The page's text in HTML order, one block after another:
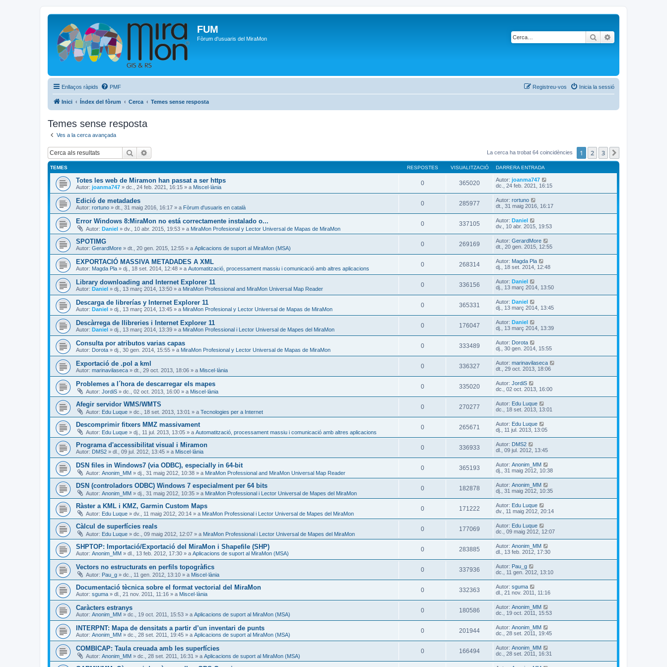
FUM
Fòrum d'usuaris del MiraMon Cerca
Enllaços ràpids PMF Inicia la sessió
Registreu-vos
Inici Índex del fòrum Cerca Temes sense resposta
Temes sense resposta
Ves a la cerca avançada
Cerca La cerca ha trobat 64 coincidències 1 2 3
TEMES RESPOSTES VISUALITZACIÓ DARRERA ENTRADA
Totes les web de Miramon han passat a ser https
Autor: joanma747 » dc., 24 feb. 2021, 16:15 » a Miscel·lània
0 365020 Autor: joanma747
dc., 24 feb. 2021, 16:15
Edició de metadades
Autor: rortuno » dt., 31 maig 2016, 16:17 » a Fòrum d'usuaris en català
0 285977 Autor: rortuno
dt., 31 maig 2016, 16:17
Error Windows 8:MiraMon no está correctamente instalado o...
Autor: Daniel » dv., 10 abr. 2015, 19:53 » a MiraMon Profesional y Lector Universal de Mapas de MiraMon
0 337105 Autor: Daniel
dv., 10 abr. 2015, 19:53
SPOTIMG
Autor: GerardMore » dt., 20 gen. 2015, 12:55 » a Aplicacions de suport al MiraMon (MSA)
0 269169 Autor: GerardMore
dt., 20 gen. 2015, 12:55
EXPORTACIÓ MASSIVA METADADES A XML
Autor: Magda Pla » dj., 18 set. 2014, 12:48 » a Automatització, processament massiu i comunicació amb altres aplicacions
0 268314 Autor: Magda Pla
dj., 18 set. 2014, 12:48
Library downloading and Internet Explorer 11
Autor: Daniel » dj., 13 març 2014, 13:50 » a MiraMon Professional and MiraMon Universal Map Reader
0 336156 Autor: Daniel
dj., 13 març 2014, 13:50
Descarga de librerías y Internet Explorer 11
Autor: Daniel » dj., 13 març 2014, 13:45 » a MiraMon Profesional y Lector Universal de Mapas de MiraMon
0 365331 Autor: Daniel
dj., 13 març 2014, 13:45
Descàrrega de llibreries i Internet Explorer 11
Autor: Daniel » dj., 13 març 2014, 13:39 » a MiraMon Professional i Lector Universal de Mapes del MiraMon
0 176047 Autor: Daniel
dj., 13 març 2014, 13:39
Consulta por atributos varias capas
Autor: Dorota » dj., 30 gen. 2014, 15:55 » a MiraMon Profesional y Lector Universal de Mapas de MiraMon
0 333489 Autor: Dorota
dj., 30 gen. 2014, 15:55
Exportació de .pol a kml
Autor: marinavilaseca » dt., 29 oct. 2013, 18:06 » a Miscel·lània
0 336327 Autor: marinavilaseca
dt., 29 oct. 2013, 18:06
Problemes a l´hora de descarregar els mapes
Autor: JordiS » dc., 02 oct. 2013, 16:00 » a Miscel·lània
0 335020 Autor: JordiS
dc., 02 oct. 2013, 16:00
Afegir servidor WMS/WMTS
Autor: Edu Luque » dc., 18 set. 2013, 13:01 » a Tecnologies per a Internet
0 270277 Autor: Edu Luque
dc., 18 set. 2013, 13:01
Descomprimir fitxers MMZ massivament
Autor: Edu Luque » dj., 11 jul. 2013, 13:05 » a Automatització, processament massiu i comunicació amb altres aplicacions
0 265671 Autor: Edu Luque
dj., 11 jul. 2013, 13:05
Programa d'accessibilitat visual i Miramon
Autor: DMS2 » dl., 09 jul. 2012, 13:45 » a Miscel·lània
0 336933 Autor: DMS2
dl., 09 jul. 2012, 13:45
DSN files in Windows7 (via ODBC), especially in 64-bit
Autor: Anonim_MM » dj., 31 maig 2012, 10:38 » a MiraMon Professional and MiraMon Universal Map Reader
0 365193 Autor: Anonim_MM
dj., 31 maig 2012, 10:38
DSN (controladors ODBC) Windows 7 especialment per 64 bits
Autor: Anonim_MM » dj., 31 maig 2012, 10:35 » a MiraMon Professional i Lector Universal de Mapes del MiraMon
0 182878 Autor: Anonim_MM
dj., 31 maig 2012, 10:35
Ràster a KML i KMZ, Garmin Custom Maps
Autor: Edu Luque » dv., 11 maig 2012, 20:14 » a MiraMon Professional i Lector Universal de Mapes del MiraMon
0 171222 Autor: Edu Luque
dv., 11 maig 2012, 20:14
Càlcul de superfícies reals
Autor: Edu Luque » dc., 09 maig 2012, 12:07 » a MiraMon Professional i Lector Universal de Mapes del MiraMon
0 177069 Autor: Edu Luque
dc., 09 maig 2012, 12:07
SHPTOP: Importació/Exportació del MiraMon i Shapefile (SHP)
Autor: Anonim_MM » dl., 13 feb. 2012, 17:30 » a Aplicacions de suport al MiraMon (MSA)
0 283885 Autor: Anonim_MM
dl., 13 feb. 2012, 17:30
Vectors no estructurats en perfils topogràfics
Autor: Pau_g » dc., 11 gen. 2012, 13:10 » a Miscel·lània
0 337936 Autor: Pau_g
dc., 11 gen. 2012, 13:10
Documentació tècnica sobre el format vectorial del MiraMon
Autor: sguma » dl., 21 nov. 2011, 11:16 » a Miscel·lània
0 332363 Autor: sguma
dl., 21 nov. 2011, 11:16
Caràcters estranys
Autor: Anonim_MM » dc., 19 oct. 2011, 15:53 » a Aplicacions de suport al MiraMon (MSA)
0 180586 Autor: Anonim_MM
dc., 19 oct. 2011, 15:53
INTERPNT: Mapa de densitats a partir d’un inventari de punts
Autor: Anonim_MM » dc., 28 set. 2011, 19:45 » a Aplicacions de suport al MiraMon (MSA)
0 201944 Autor: Anonim_MM
dc., 28 set. 2011, 19:45
COMBICAP: Taula creuada amb les superfícies
Autor: Anonim_MM » dc., 28 set. 2011, 16:31 » a Aplicacions de suport al MiraMon (MSA)
0 166494 Autor: Anonim_MM
dc., 28 set. 2011, 16:31